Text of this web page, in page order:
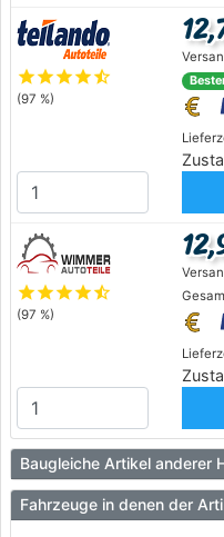
starstarstarstarstar_half
(97 %)
starstarstarstarstar_half
(97 %)
Baugleiche Artikel anderer
Fahrzeuge in denen der